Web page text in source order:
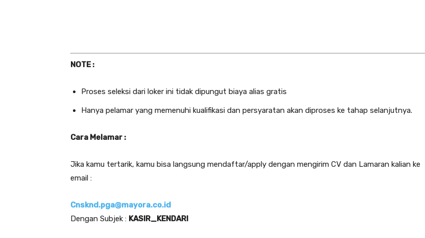
NOTE :
Proses seleksi dari loker ini tidak dipungut biaya alias gratis
Hanya pelamar yang memenuhi kualifikasi dan persyaratan akan diproses ke tahap selanjutnya.
Cara Melamar :
Jika kamu tertarik, kamu bisa langsung mendaftar/apply dengan mengirim CV dan Lamaran kalian ke
email :
Cnsknd.pga@mayora.co.id
Dengan Subjek : KASIR_KENDARI